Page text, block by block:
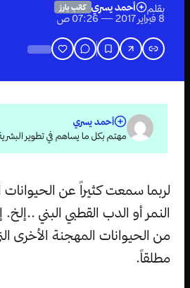
بقلم أحمد يسري كاتب بارز
8 فبراير 2017 — 07:26 ص
أحمد يسري
مهتم بكل ما يساهم في تطوير
لربما سمعت كثيراً عن
النمر أو الدب القطبي البني ..إلخ.
من الحيوانات المهجنة الأخرى
مطلقاً.